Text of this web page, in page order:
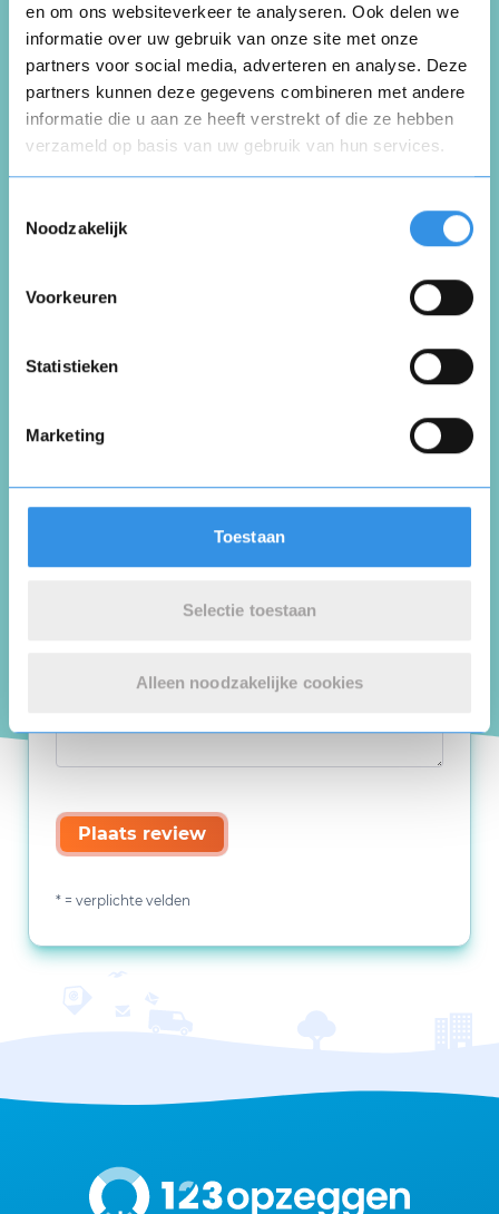
en om ons websiteverkeer te analyseren. Ook delen we
informatie over uw gebruik van onze site met onze
partners voor social media, adverteren en analyse. Deze
partners kunnen deze gegevens combineren met andere
informatie die u aan ze heeft verstrekt of die ze hebben
verzameld op basis van uw gebruik van hun services.
Noodzakelijk
Voorkeuren
Statistieken
Marketing
Toestaan
Selectie toestaan
Alleen noodzakelijke cookies
Utrecht
Schrijf een review
Beoordeel je ervaring *
Plaats review
* = verplichte velden